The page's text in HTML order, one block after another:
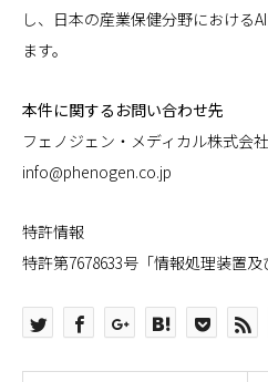
し、日本の産業保健分野における
ます。
本件に関するお問い合わせ先
フェノジェン・メディカル株式会社
info@phenogen.co.jp
特許情報
特許第7678633号「情報処理装置及